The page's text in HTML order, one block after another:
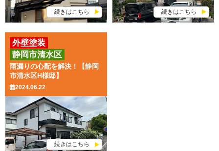
続きはこちら 続きはこちら
雨漏りの心配を解決！【静岡
市清水区H様邸】
2024.06.22
続きはこちら
外壁塗装
屋根葺き替え工事
静岡市清水区